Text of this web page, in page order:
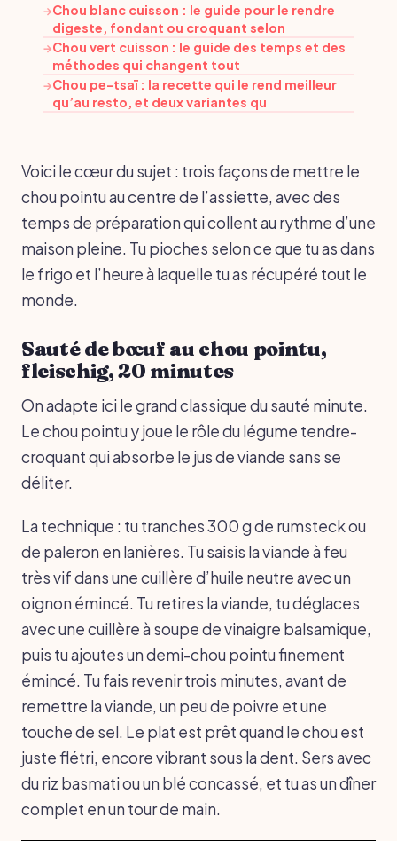
→Chou blanc cuisson : le guide pour le rendre
digeste, fondant ou croquant selon
→Chou vert cuisson : le guide des temps et des
méthodes qui changent tout
→Chou pe-tsaï : la recette qui le rend meilleur
qu’au resto, et deux variantes qu
Voici le cœur du sujet : trois façons de mettre le
chou pointu au centre de l’assiette, avec des
temps de préparation qui collent au rythme d’une
maison pleine. Tu pioches selon ce que tu as dans
le frigo et l’heure à laquelle tu as récupéré tout le
monde.
Sauté de bœuf au chou pointu,
fleischig, 20 minutes
On adapte ici le grand classique du sauté minute.
Le chou pointu y joue le rôle du légume tendre-
croquant qui absorbe le jus de viande sans se
déliter.
La technique : tu tranches 300 g de rumsteck ou
de paleron en lanières. Tu saisis la viande à feu
très vif dans une cuillère d’huile neutre avec un
oignon émincé. Tu retires la viande, tu déglaces
avec une cuillère à soupe de vinaigre balsamique,
puis tu ajoutes un demi-chou pointu finement
émincé. Tu fais revenir trois minutes, avant de
remettre la viande, un peu de poivre et une
touche de sel. Le plat est prêt quand le chou est
juste flétri, encore vibrant sous la dent. Sers avec
du riz basmati ou un blé concassé, et tu as un dîner
complet en un tour de main.